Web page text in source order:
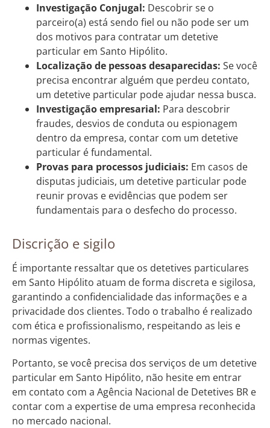
Investigação Conjugal: Descobrir se o
parceiro(a) está sendo fiel ou não pode ser um
dos motivos para contratar um detetive
particular em Santo Hipólito.
Localização de pessoas desaparecidas: Se você
precisa encontrar alguém que perdeu contato,
um detetive particular pode ajudar nessa busca.
Investigação empresarial: Para descobrir
fraudes, desvios de conduta ou espionagem
dentro da empresa, contar com um detetive
particular é fundamental.
Provas para processos judiciais: Em casos de
disputas judiciais, um detetive particular pode
reunir provas e evidências que podem ser
fundamentais para o desfecho do processo.
Discrição e sigilo
É importante ressaltar que os detetives particulares
em Santo Hipólito atuam de forma discreta e sigilosa,
garantindo a confidencialidade das informações e a
privacidade dos clientes. Todo o trabalho é realizado
com ética e profissionalismo, respeitando as leis e
normas vigentes.
Portanto, se você precisa dos serviços de um detetive
particular em Santo Hipólito, não hesite em entrar
em contato com a Agência Nacional de Detetives BR e
contar com a expertise de uma empresa reconhecida
no mercado nacional.